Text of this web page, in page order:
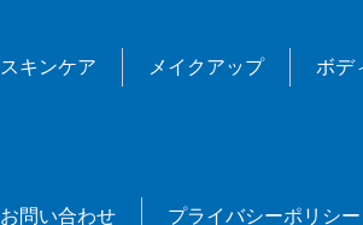
スキンケア メイクアップ ボデ
お問い合わせ プライバシーポリシー